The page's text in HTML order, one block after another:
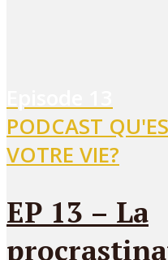
PODCAST
VOTRE VIE?
EP 13 – La